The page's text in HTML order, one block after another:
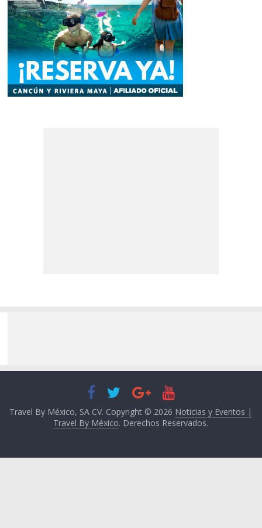
Travel By México, SA CV. Copyright © 2026 Noticias y Eventos |
Travel By México. Derechos Reservados.